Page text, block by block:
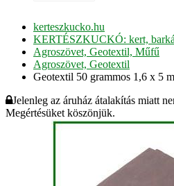
kerteszkucko.hu
KERTÉSZKUCKÓ: kert,
Agroszövet, Geotextil, Műfű
Agroszövet, Geotextil
Geotextil 50 grammos 1,6 x 5
Jelenleg az áruház átalakítás miatt
Megértésüket köszönjük.